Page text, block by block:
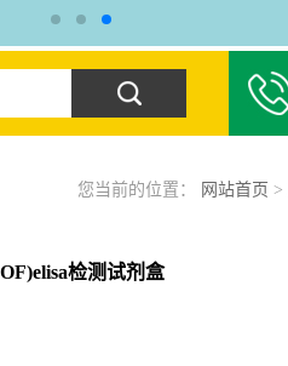
您当前的位置： 网站首页 >
检测试剂盒